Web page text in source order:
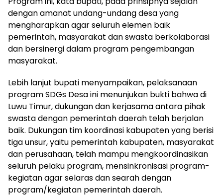
dengan amanat undang-undang desa yang
mengharapkan agar seluruh elemen baik
pemerintah, masyarakat dan swasta berkolaborasi
dan bersinergi dalam program pengembangan
masyarakat.
Lebih lanjut bupati menyampaikan, pelaksanaan
program SDGs Desa ini menunjukan bukti bahwa di
Luwu Timur, dukungan dan kerjasama antara pihak
swasta dengan pemerintah daerah telah berjalan
baik. Dukungan tim koordinasi kabupaten yang berisi
tiga unsur, yaitu pemerintah kabupaten, masyarakat
dan perusahaan, telah mampu mengkoordinasikan
seluruh pelaku program, mensinkronisasi program-
kegiatan agar selaras dan searah dengan
program/kegiatan pemerintah daerah.